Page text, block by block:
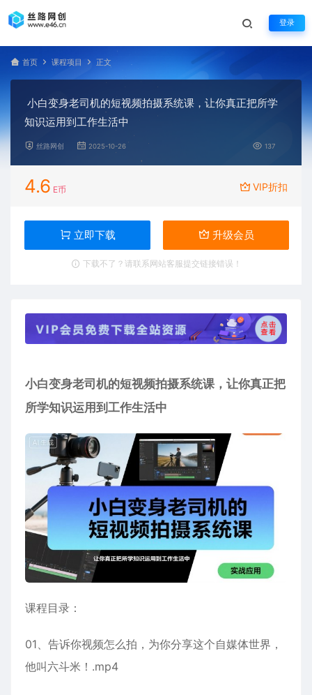
登录
首页 课程项目 正文
小白变身老司机的短视频拍摄系统课，让你真正把所学
知识运用到工作生活中
丝路网创 2025-10-26 137
4.6 E币 VIP折扣
立即下载 升级会员
下载不了？请联系网站客服提交链接错误！
小白变身老司机的短视频拍摄系统课 ，让你真正把
所学知识运用到工作生活中
课程目录：
01、告诉你视频怎么拍，为你分享这个自媒体世界，
他叫六斗米！.mp4